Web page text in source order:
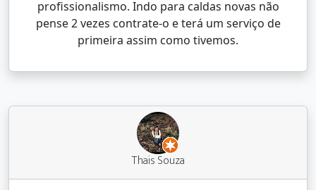
profissionalismo. Indo para caldas novas não
pense 2 vezes contrate-o e terá um serviço de
primeira assim como tivemos.
Thais Souza